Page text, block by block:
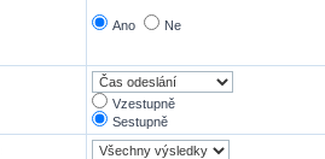
Ano Ne
Vzestupně
Sestupně